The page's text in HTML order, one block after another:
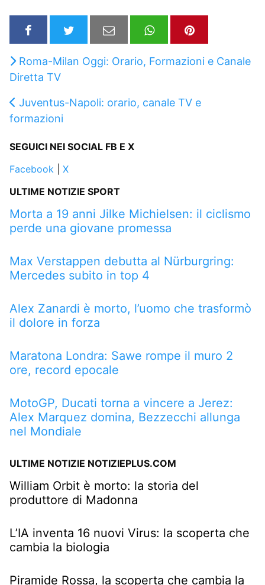
Roma-Milan Oggi: Orario, Formazioni e Canale
Diretta TV
Juventus-Napoli: orario, canale TV e
formazioni
SEGUICI NEI SOCIAL FB E X
Facebook
X
ULTIME NOTIZIE SPORT
Morta a 19 anni Jilke Michielsen: il ciclismo
perde una giovane promessa
Max Verstappen debutta al Nürburgring:
Mercedes subito in top 4
Alex Zanardi è morto, l’uomo che trasformò
il dolore in forza
Maratona Londra: Sawe rompe il muro 2
ore, record epocale
MotoGP, Ducati torna a vincere a Jerez:
Alex Marquez domina, Bezzecchi allunga
nel Mondiale
ULTIME NOTIZIE NOTIZIEPLUS.COM
William Orbit è morto: la storia del
produttore di Madonna
L’IA inventa 16 nuovi Virus: la scoperta che
cambia la biologia
Piramide Rossa, la scoperta che cambia la